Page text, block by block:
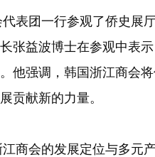
团一行参观了侨史展
张益波博士在参观中表
他强调，韩国浙江商会
贡献新的力量。
会的发展定位与多元